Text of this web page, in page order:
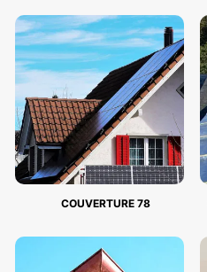
COUVERTURE 78